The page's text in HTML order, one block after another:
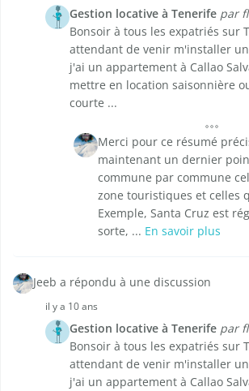
Gestion locative à Tenerife par
Bonsoir à tous les expatriés sur
attendant de venir m'installer
j'ai un appartement à Callao
mettre en location saisonnière
courte ...
Merci pour ce résumé
maintenant un dernier
commune par commune
zone touristiques et celles
Exemple, Santa Cruz est
sorte, ... En savoir plus
Jeeb a répondu à une discussion
il y a 10 ans
Gestion locative à Tenerife par
Bonsoir à tous les expatriés sur
attendant de venir m'installer
j'ai un appartement à Callao